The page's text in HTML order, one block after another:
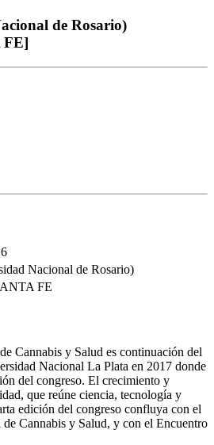
de Rosario)
FE]
Nacional de Rosario)
FE
Cannabis y Salud es continuación del
Nacional La Plata en 2017 donde
del congreso. El crecimiento y
que reúne ciencia, tecnología y
edición del congreso confluya con el
Cannabis y Salud, y con el Encuentro